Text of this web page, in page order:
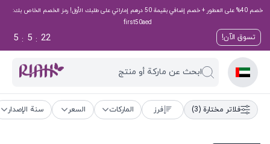
خصم 40% على العطور + خصم إضافي بقيمة 50 درهم إماراتي على طلبك الأول! رمز الخصم الخاص بك:
first50aed
تسوق الآن! 21
:
5
:
5
ابحث عن ماركة أو منتج
فلاتر مختارة (3) فرز الماركات السعر سنة الإصدار